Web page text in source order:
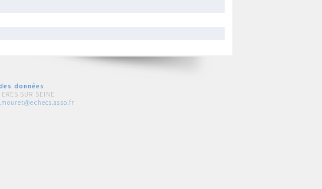
données
SUR SEINE